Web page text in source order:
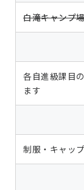
白滝キャンプ
各自進級課目
ます
制服・キャップ